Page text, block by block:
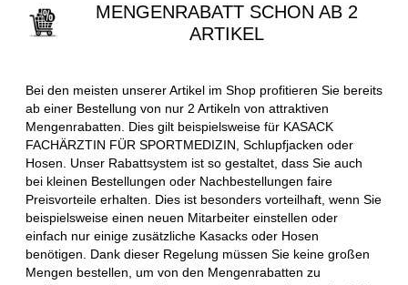
MENGENRABATT SCHON AB 2
ARTIKEL
Bei den meisten unserer Artikel im Shop profitieren Sie bereits
ab einer Bestellung von nur 2 Artikeln von attraktiven
Mengenrabatten. Dies gilt beispielsweise für KASACK
FACHÄRZTIN FÜR SPORTMEDIZIN, Schlupfjacken oder
Hosen. Unser Rabattsystem ist so gestaltet, dass Sie auch
bei kleinen Bestellungen oder Nachbestellungen faire
Preisvorteile erhalten. Dies ist besonders vorteilhaft, wenn Sie
beispielsweise einen neuen Mitarbeiter einstellen oder
einfach nur einige zusätzliche Kasacks oder Hosen
benötigen. Dank dieser Regelung müssen Sie keine großen
Mengen bestellen, um von den Mengenrabatten zu